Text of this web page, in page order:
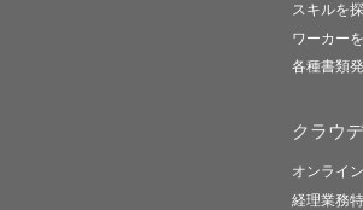
スキルを
ワーカー
各種書類
クラウ
オンライ
経理業務